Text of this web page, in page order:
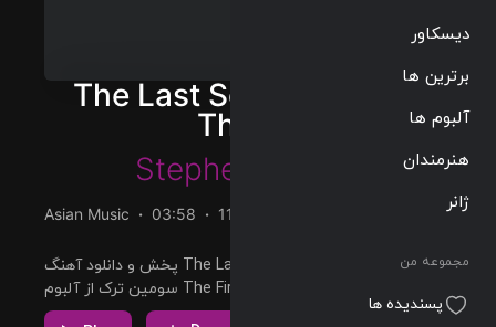
دیسکاور
برترین ها
آلبوم ها
هنرمندان
ژانر
مجموعه من
پسندیده ها
The Last Soldier – Lepic
Theme
Stephen Barton
Asian Music 03:58 115 BPM
پخش و دانلود آهنگ The Last Soldier – Lepic Theme،
سومین ترک از آلبوم The First Descendant (Original
Soundtrack) که توسط Stephen Barton اجرا شده است را
مشاهده بیشتر